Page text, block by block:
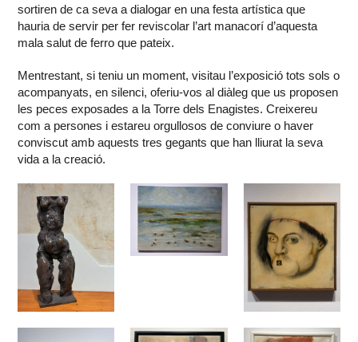
sortiren de ca seva a dialogar en una festa artística que
hauria de servir per fer reviscolar l’art manacorí d’aquesta
mala salut de ferro que pateix.
Mentrestant, si teniu un moment, visitau l’exposició tots sols o
acompanyats, en silenci, oferiu-vos al diàleg que us proposen
les peces exposades a la Torre dels Enagistes. Creixereu
com a persones i estareu orgullosos de conviure o haver
conviscut amb aquests tres gegants que han lliurat la seva
vida a la creació.